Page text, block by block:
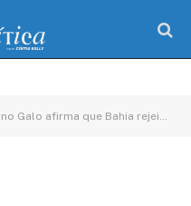
que Bahia rejeita bolsonarismo e prevê nova derrota da direita em 2026